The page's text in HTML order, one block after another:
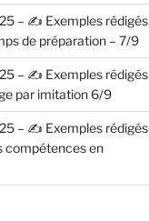
– ✍️ Exemples rédigés
de préparation – 7/9
– ✍️ Exemples rédigés
par imitation 6/9
– ✍️ Exemples rédigés
compétences en